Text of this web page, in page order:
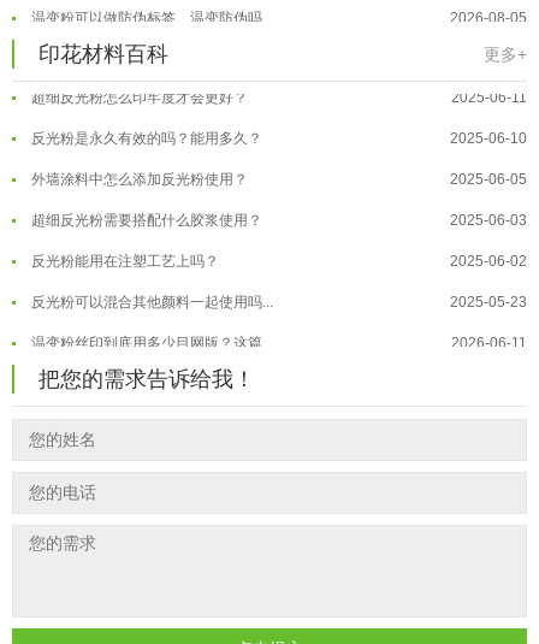
温变粉可以做防伪标签、温变防伪吗... 2026-08-05
温变粉适合做热变还是冷变？ 2026-08-04
温变粉注塑后表面翻车？粗糙、颗粒... 2026-07-28
温变粉保质期有多久？开封后如何保... 2026-07-20
温变粉大批量保存指南｜做对这几步... 2026-07-17
温变粉"罢工"指南：为... 2026-07-10
温变粉到底怕不怕酸碱和酒精？ 2026-07-09
温变粉"烤"问：长期加... 2026-07-07
温变粉耐温真相：注塑"高温炼... 2026-07-03
夜间安全卫士：丝印反光粉搭配全攻...
印花材料百科 更多+
油性反光粉怎么印花效果最好？ 2025-06-18
反光粉是永久有效的吗？能用多久？ 2025-06-10
外墙涂料中怎么添加反光粉使用？ 2025-06-05
超细反光粉需要搭配什么胶浆使用？ 2025-06-03
反光粉能用在注塑工艺上吗？ 2025-06-02
反光粉可以混合其他颜料一起使用吗... 2025-05-23
温变粉丝印到底用多少目网版？这篇... 2026-06-11
反光粉太久不用结块要怎么处理？
印花温变粉最适合用在什么行业上呢... 2025-06-20
超细反光粉怎么印牢度才会更好？
反光粉是永久有效的吗？能用多久？
超细反光粉需要搭配什么胶浆使用？ 2025-06-03
把您的需求告诉给我！